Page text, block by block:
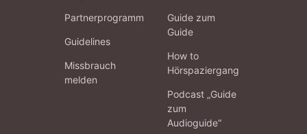
Partnerprogramm
Guidelines
Missbrauch
melden
Guide zum
Guide
How to
Hörspaziergang
Podcast „Guide
zum
Audioguide“